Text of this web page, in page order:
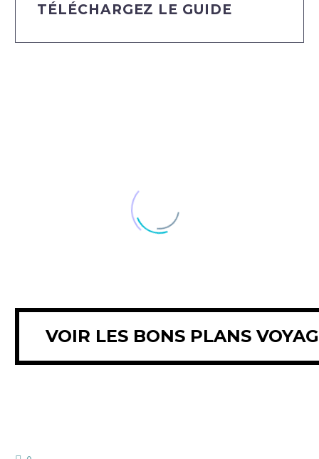
TÉLÉCHARGEZ LE GUIDE
VOIR LES BONS PLANS